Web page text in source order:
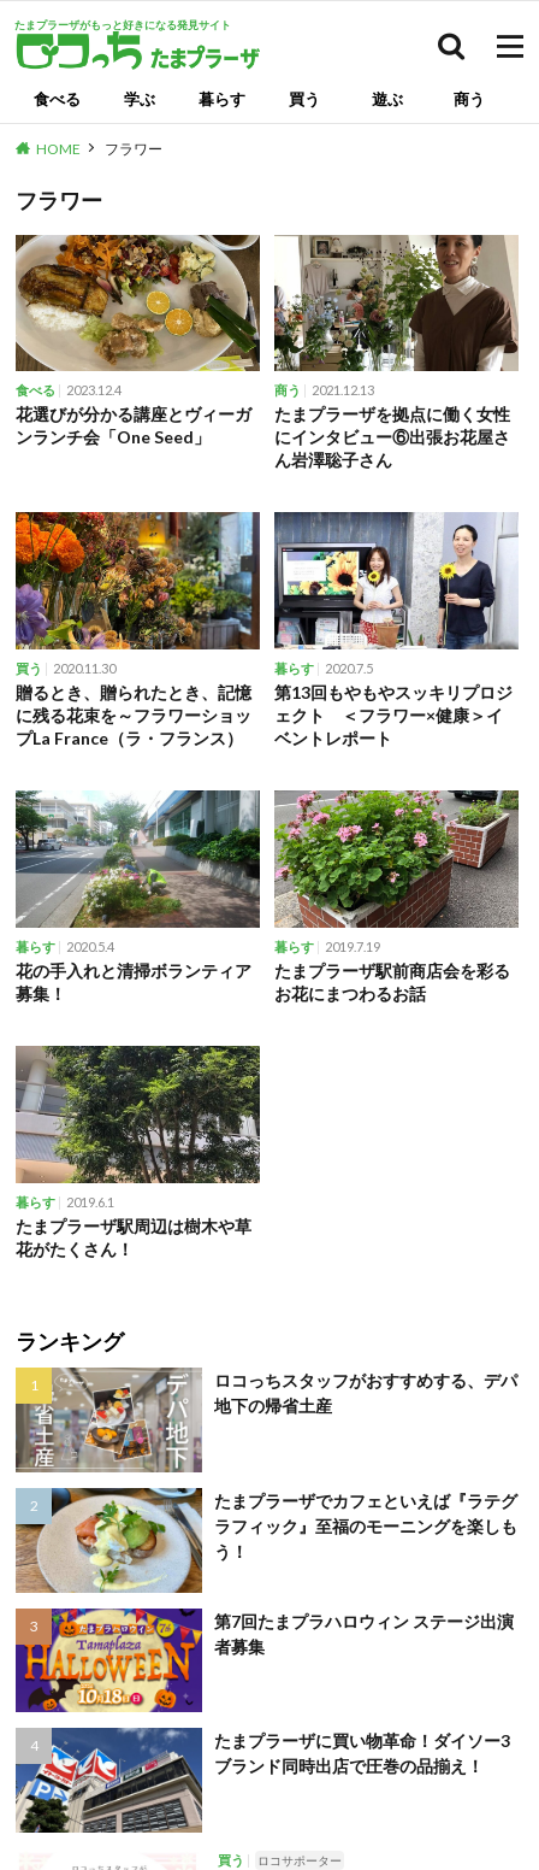
たまプラーザがもっと好きになる発見サイト
食べる 学ぶ 暮らす 買う 遊ぶ 商う
HOME フラワー
フラワー
食べる 2023.12.4
花選びが分かる講座とヴィーガ
ンランチ会「One Seed」
商う 2021.12.13
たまプラーザを拠点に働く女性
にインタビュー⑥出張お花屋さ
ん岩澤聡子さん
買う 2020.11.30
贈るとき、贈られたとき、記憶
に残る花束を～フラワーショッ
プLa France（ラ・フランス）
暮らす 2020.7.5
第13回もやもやスッキリプロジ
ェクト ＜フラワー×健康＞イ
ベントレポート
暮らす 2020.5.4
花の手入れと清掃ボランティア
募集！
暮らす 2019.7.19
たまプラーザ駅前商店会を彩る
お花にまつわるお話
暮らす 2019.6.1
たまプラーザ駅周辺は樹木や草
花がたくさん！
ランキング
ロコっちスタッフがおすすめする、デパ
地下の帰省土産
たまプラーザでカフェといえば『ラテグ
ラフィック』至福のモーニングを楽しも
う！
第7回たまプラハロウィン ステージ出演
者募集
たまプラーザに買い物革命！ダイソー3
ブランド同時出店で圧巻の品揃え！
買う ロコサポーター